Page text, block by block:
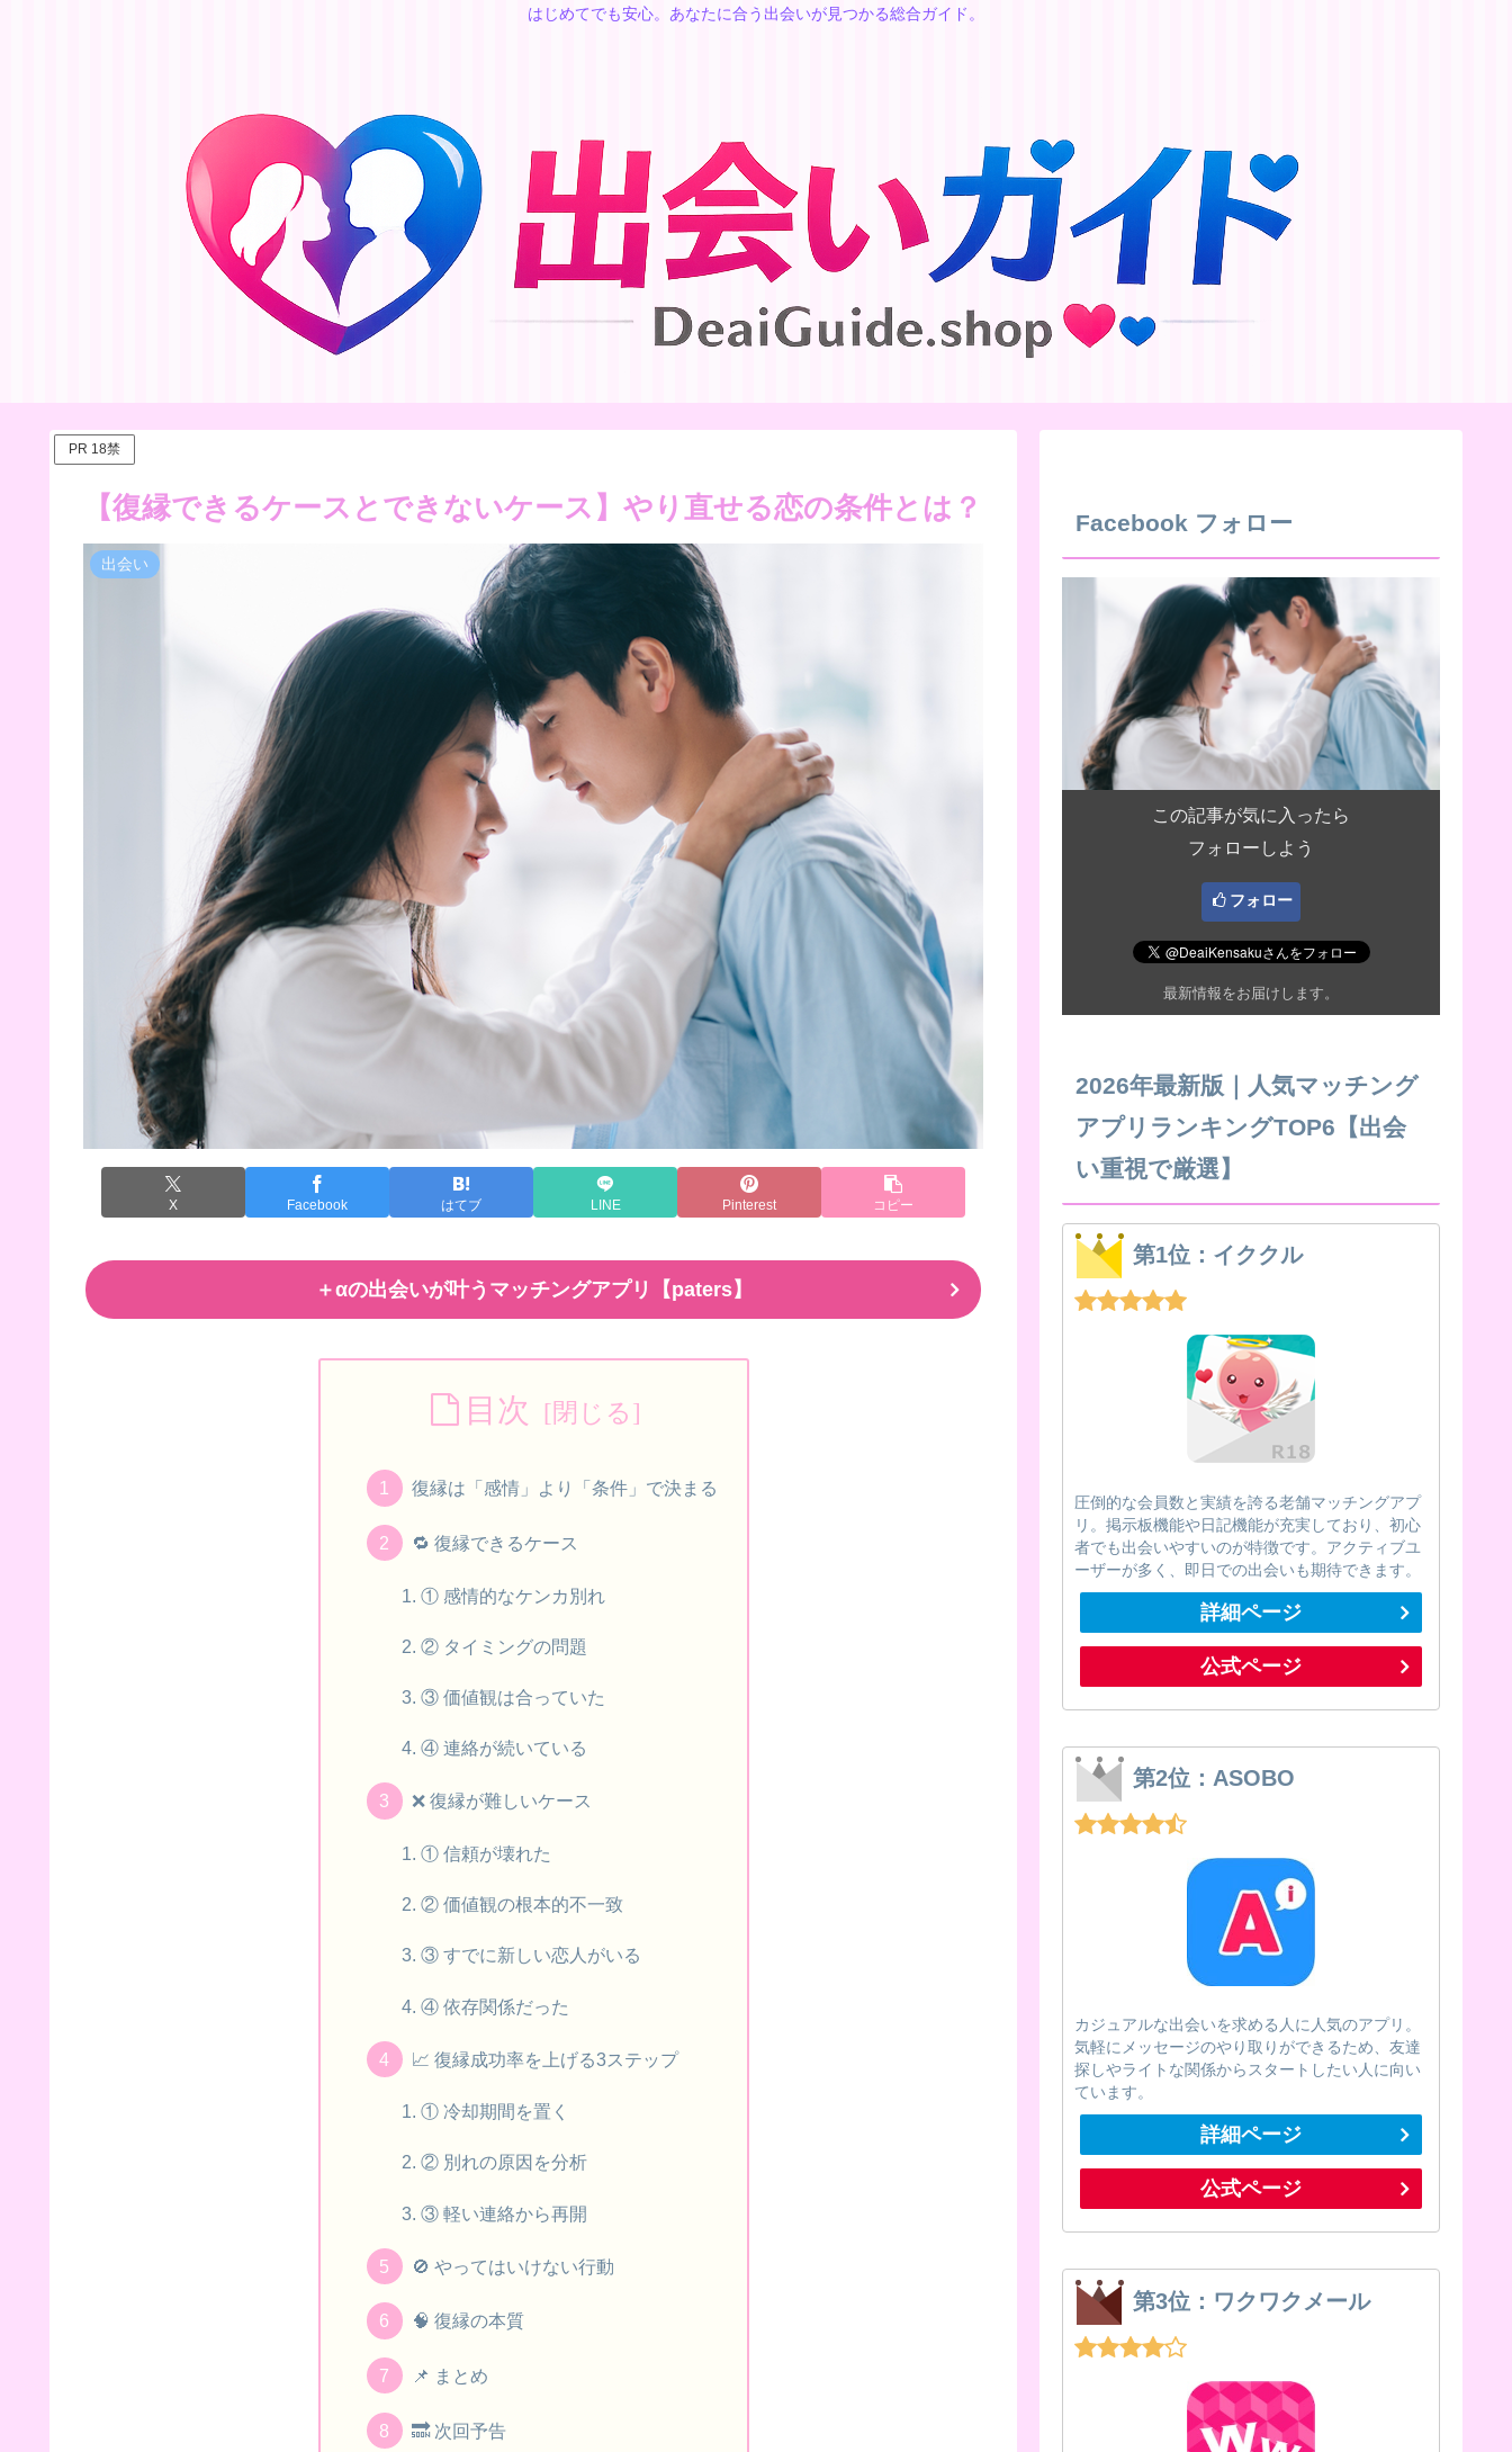
はじめてでも安心。あなたに合う出会いが見つかる総合ガイド。
PR 18禁
【復縁できるケースとできないケース】やり直せる恋の条件とは？
出会い
X Facebook はてブ LINE Pinterest コピー
＋αの出会いが叶うマッチングアプリ【paters】
目次
復縁は「感情」より「条件」で決まる
🔁 復縁できるケース
① 感情的なケンカ別れ
② タイミングの問題
③ 価値観は合っていた
④ 連絡が続いている
❌ 復縁が難しいケース
① 信頼が壊れた
② 価値観の根本的不一致
③ すでに新しい恋人がいる
④ 依存関係だった
📈 復縁成功率を上げる3ステップ
① 冷却期間を置く
② 別れの原因を分析
③ 軽い連絡から再開
🚫 やってはいけない行動
🧠 復縁の本質
📌 まとめ
🔜 次回予告
Facebook フォロー
この記事が気に入ったら
フォローしよう
フォロー
最新情報をお届けします。
2026年最新版｜人気マッチング
アプリランキングTOP6【出会
い重視で厳選】
第1位：イククル
圧倒的な会員数と実績を誇る老舗マッチングアプ
リ。掲示板機能や日記機能が充実しており、初心
者でも出会いやすいのが特徴です。アクティブユ
ーザーが多く、即日での出会いも期待できます。
詳細ページ
公式ページ
第2位：ASOBO
カジュアルな出会いを求める人に人気のアプリ。
気軽にメッセージのやり取りができるため、友達
探しやライトな関係からスタートしたい人に向い
ています。
詳細ページ
公式ページ
第3位：ワクワクメール